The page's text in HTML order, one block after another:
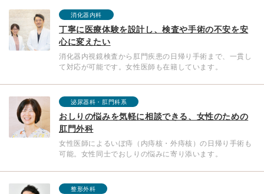
消化器内科
丁寧に医療体験を設計し、検査や手術の不安を安
心に変えたい
消化器内視鏡検査から肛門疾患の日帰り手術まで、一貫し
て対応が可能です。女性医師も在籍しています。
泌尿器科・肛門科系
おしりの悩みを気軽に相談できる、女性のための
肛門外科
女性医師によるいぼ痔（内痔核・外痔核）の日帰り手術も
可能。女性同士でおしりの悩みに寄り添います。
整形外科